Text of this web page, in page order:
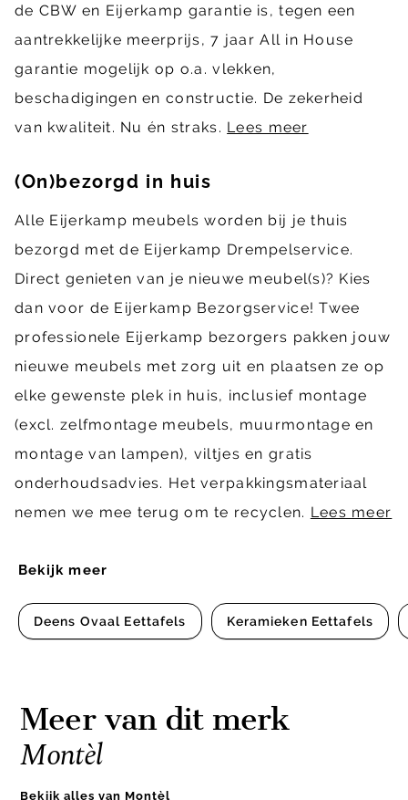
Bekijk meer
Deens Ovaal Eettafels Keramieken Eettafels
de CBW en Eijerkamp garantie is, tegen een
aantrekkelijke meerprijs, 7 jaar All in House
garantie mogelijk op o.a. vlekken,
beschadigingen en constructie. De zekerheid
van kwaliteit. Nu én straks. Lees meer
(On)bezorgd in huis
Alle Eijerkamp meubels worden bij je thuis
bezorgd met de Eijerkamp Drempelservice.
Direct genieten van je nieuwe meubel(s)? Kies
dan voor de Eijerkamp Bezorgservice! Twee
professionele Eijerkamp bezorgers pakken jouw
nieuwe meubels met zorg uit en plaatsen ze op
elke gewenste plek in huis, inclusief montage
(excl. zelfmontage meubels, muurmontage en
montage van lampen), viltjes en gratis
onderhoudsadvies. Het verpakkingsmateriaal
nemen we mee terug om te recyclen. Lees meer
Meer van dit merk
Montèl
Bekijk alles van Montèl